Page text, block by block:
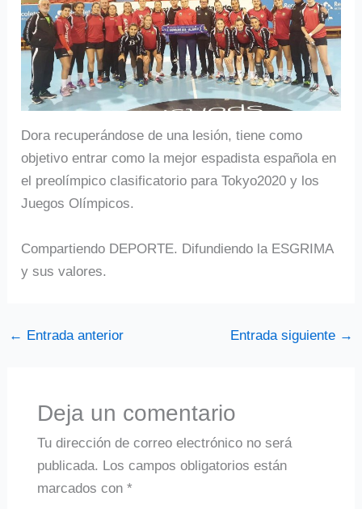
Dora recuperándose de una lesión, tiene como
objetivo entrar como la mejor espadista española en
el preolímpico clasificatorio para Tokyo2020 y los
Juegos Olímpicos.
Compartiendo DEPORTE. Difundiendo la ESGRIMA
y sus valores.
← Entrada anterior Entrada siguiente →
Deja un comentario
Tu dirección de correo electrónico no será
publicada. Los campos obligatorios están
marcados con *